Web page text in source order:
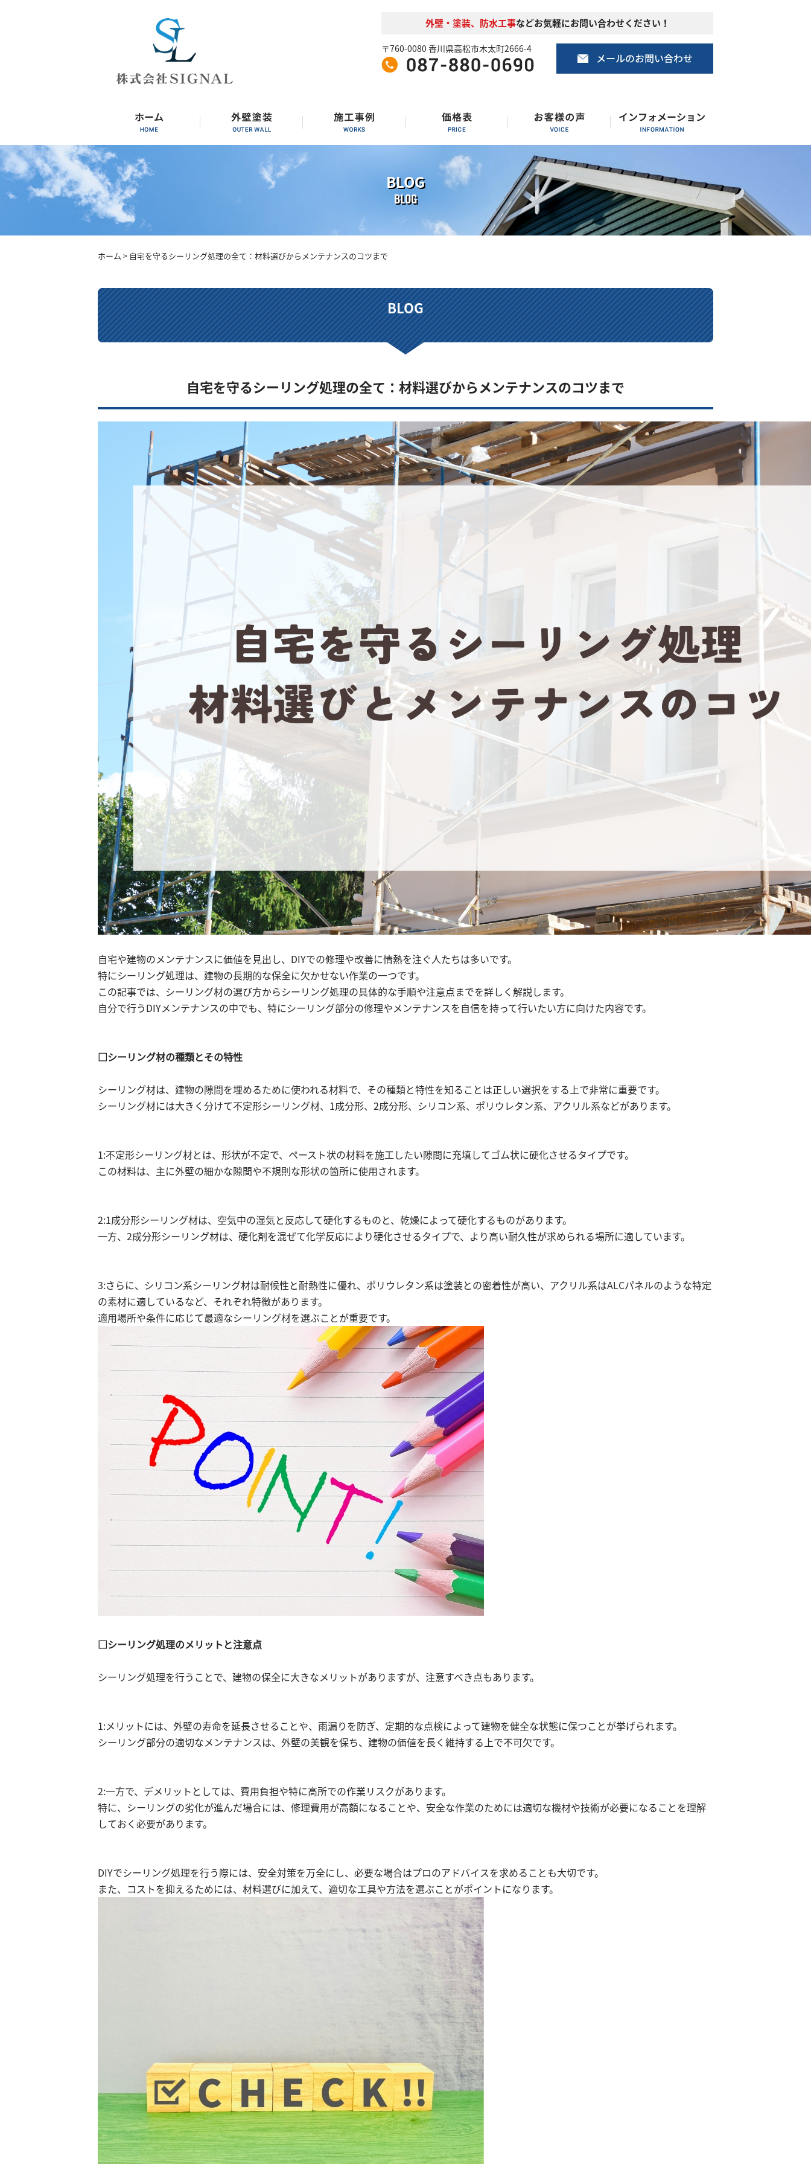
外壁・塗装、防水工事などお気軽にお問い合わせください！
〒760-0080 香川県高松市木太町2666-4
BLOG
BLOG
ホーム > 自宅を守るシーリング処理の全て：材料選びからメンテナンスのコツまで
BLOG
自宅を守るシーリング処理の全て：材料選びからメンテナンスのコツまで
自宅や建物のメンテナンスに価値を見出し、DIYでの修理や改善に情熱を注ぐ人たちは多いです。
特にシーリング処理は、建物の長期的な保全に欠かせない作業の一つです。
この記事では、シーリング材の選び方からシーリング処理の具体的な手順や注意点までを詳しく解説します。
自分で行うDIYメンテナンスの中でも、特にシーリング部分の修理やメンテナンスを自信を持って行いたい方に向けた内容です。
□シーリング材の種類とその特性
シーリング材は、建物の隙間を埋めるために使われる材料で、その種類と特性を知ることは正しい選択をする上で非常に重要です。
シーリング材には大きく分けて不定形シーリング材、1成分形、2成分形、シリコン系、ポリウレタン系、アクリル系などがあります。
1:不定形シーリング材とは、形状が不定で、ペースト状の材料を施工したい隙間に充填してゴム状に硬化させるタイプです。
この材料は、主に外壁の細かな隙間や不規則な形状の箇所に使用されます。
2:1成分形シーリング材は、空気中の湿気と反応して硬化するものと、乾燥によって硬化するものがあります。
一方、2成分形シーリング材は、硬化剤を混ぜて化学反応により硬化させるタイプで、より高い耐久性が求められる場所に適しています。
3:さらに、シリコン系シーリング材は耐候性と耐熱性に優れ、ポリウレタン系は塗装との密着性が高い、アクリル系はALCパネルのような特定
の素材に適しているなど、それぞれ特徴があります。
適用場所や条件に応じて最適なシーリング材を選ぶことが重要です。
□シーリング処理のメリットと注意点
シーリング処理を行うことで、建物の保全に大きなメリットがありますが、注意すべき点もあります。
1:メリットには、外壁の寿命を延長させることや、雨漏りを防ぎ、定期的な点検によって建物を健全な状態に保つことが挙げられます。
シーリング部分の適切なメンテナンスは、外壁の美観を保ち、建物の価値を長く維持する上で不可欠です。
2:一方で、デメリットとしては、費用負担や特に高所での作業リスクがあります。
特に、シーリングの劣化が進んだ場合には、修理費用が高額になることや、安全な作業のためには適切な機材や技術が必要になることを理解
しておく必要があります。
DIYでシーリング処理を行う際には、安全対策を万全にし、必要な場合はプロのアドバイスを求めることも大切です。
また、コストを抑えるためには、材料選びに加えて、適切な工具や方法を選ぶことがポイントになります。